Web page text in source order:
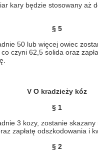
kary będzie stosowany aż
§ 5
50 lub więcej owiec
czyni 62,5 solida oraz
V O kradzieży kóz
§ 1
3 kozy, zostanie
zapłatę odszkodowania i
§ 2